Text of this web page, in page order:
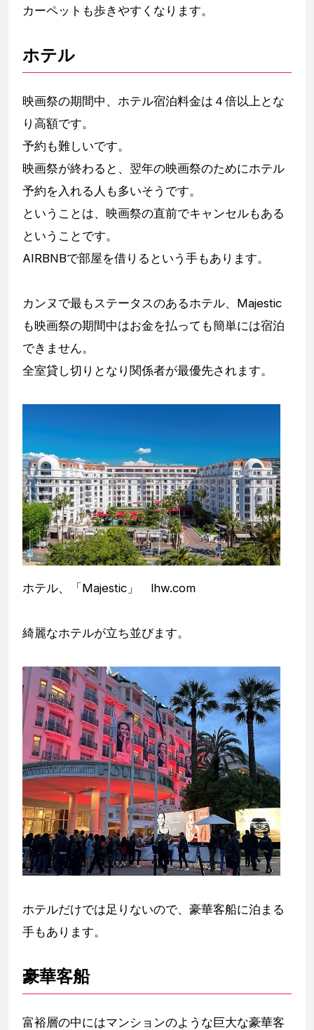
カーペットも歩きやすくなります。
ホテル
映画祭の期間中、ホテル宿泊料金は４倍以上とな
り高額です。
予約も難しいです。
映画祭が終わると、翌年の映画祭のためにホテル
予約を入れる人も多いそうです。
ということは、映画祭の直前でキャンセルもある
ということです。
AIRBNBで部屋を借りるという手もあります。
カンヌで最もステータスのあるホテル、Majestic
も映画祭の期間中はお金を払っても簡単には宿泊
できません。
全室貸し切りとなり関係者が最優先されます。
ホテル、「Majestic」 lhw.com
綺麗なホテルが立ち並びます。
ホテルだけでは足りないので、豪華客船に泊まる
手もあります。
豪華客船
富裕層の中にはマンションのような巨大な豪華客